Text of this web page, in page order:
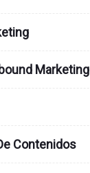
Marketing
Contenidos